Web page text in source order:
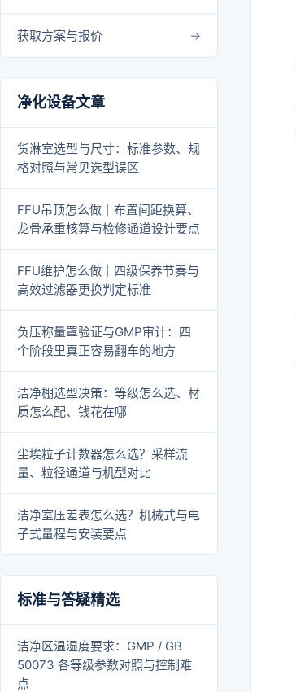
获取方案与报价
净化设备文章
货淋室选型与尺寸：标准参数、规
格对照与常见选型误区
FFU吊顶怎么做｜布置间距换算、
龙骨承重核算与检修通道设计要点
FFU维护怎么做｜四级保养节奏与
高效过滤器更换判定标准
负压称量罩验证与GMP审计：四
个阶段里真正容易翻车的地方
洁净棚选型决策：等级怎么选、材
质怎么配、钱花在哪
尘埃粒子计数器怎么选？采样流
量、粒径通道与机型对比
洁净室压差表怎么选？机械式与电
子式量程与安装要点
标准与答疑精选
洁净区温湿度要求：GMP / GB
50073 各等级参数对照与控制难
点